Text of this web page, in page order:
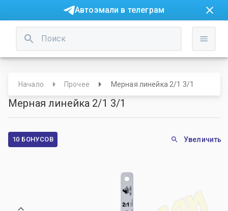
Автоэмали в телеграм
Начало Прочее Мерная линейка 2/1 3/1
Мерная линейка 2/1 3/1
10 БОНУСОВ Увеличить